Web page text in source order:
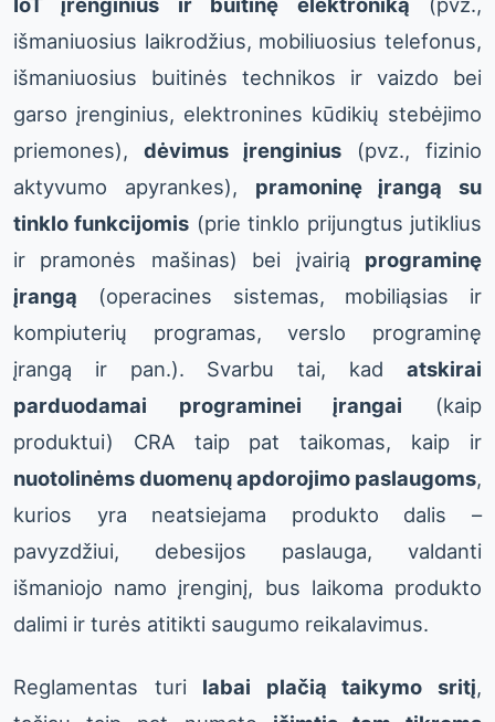
išmaniuosius laikrodžius, mobiliuosius telefonus,
išmaniuosius buitinės technikos ir vaizdo bei
garso įrenginius, elektronines kūdikių stebėjimo
priemones), dėvimus įrenginius (pvz., fizinio
aktyvumo apyrankes), pramoninę įrangą su
tinklo funkcijomis (prie tinklo prijungtus jutiklius
ir pramonės mašinas) bei įvairią programinę
įrangą (operacines sistemas, mobiliąsias ir
kompiuterių programas, verslo programinę
įrangą ir pan.). Svarbu tai, kad atskirai
parduodamai programinei įrangai (kaip
produktui) CRA taip pat taikomas, kaip ir
nuotolinėms duomenų apdorojimo paslaugoms,
kurios yra neatsiejama produkto dalis –
pavyzdžiui, debesijos paslauga, valdanti
išmaniojo namo įrenginį, bus laikoma produkto
dalimi ir turės atitikti saugumo reikalavimus.
Reglamentas turi labai plačią taikymo sritį,